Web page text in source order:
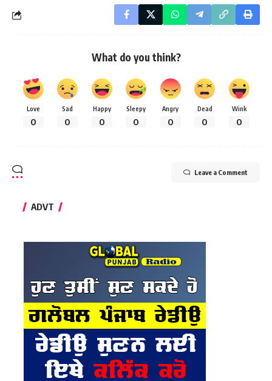
What do you think?
Love
0
Sad
0
Happy
0
Sleepy
0
Angry
0
Dead
0
Wink
0
Leave a Comment
ADVT